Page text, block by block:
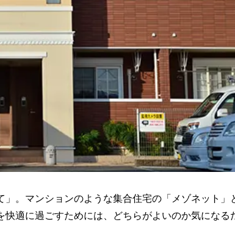
。マンションのような集合住宅の「メゾネット」
適に過ごすためには、どちらがよいのか気になる